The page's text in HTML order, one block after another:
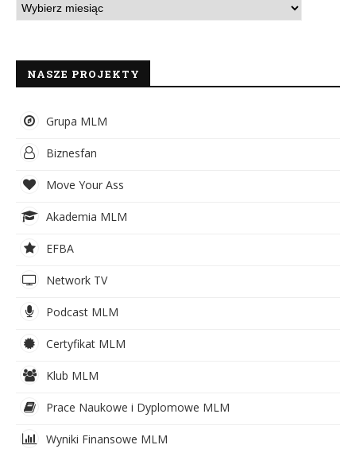
NASZE PROJEKTY
Grupa MLM
Biznesfan
Move Your Ass
Akademia MLM
EFBA
Network TV
Podcast MLM
Certyfikat MLM
Klub MLM
Prace Naukowe i Dyplomowe MLM
Wyniki Finansowe MLM